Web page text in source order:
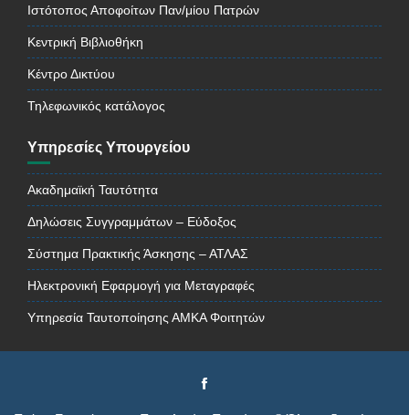
Ιστότοπος Αποφοίτων Παν/μίου Πατρών
Κεντρική Βιβλιοθήκη
Κέντρο Δικτύου
Τηλεφωνικός κατάλογος
Υπηρεσίες Υπουργείου
Ακαδημαϊκή Ταυτότητα
Δηλώσεις Συγγραμμάτων – Εύδοξος
Σύστημα Πρακτικής Άσκησης – ΑΤΛΑΣ
Ηλεκτρονική Εφαρμογή για Μεταγραφές
Υπηρεσία Ταυτοποίησης ΑΜΚΑ Φοιτητών